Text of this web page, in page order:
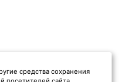
средства сохранения